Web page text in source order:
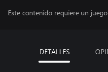
Este contenido requiere un
DETALLES